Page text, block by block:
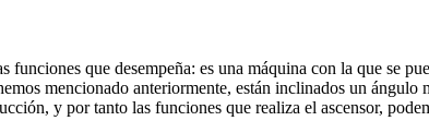
funciones que desempeña: es una máquina con la que se
mencionado anteriormente, están inclinados un
y por tanto las funciones que realiza el ascensor,